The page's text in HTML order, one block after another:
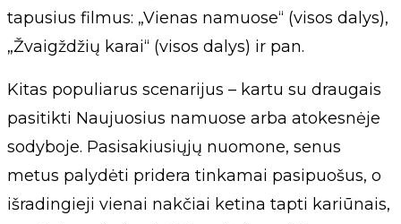
tapusius filmus: „Vienas namuose“ (visos dalys),
„Žvaigždžių karai“ (visos dalys) ir pan.
Kitas populiarus scenarijus – kartu su draugais
pasitikti Naujuosius namuose arba atokesnėje
sodyboje. Pasisakiusiųjų nuomone, senus
metus palydėti pridera tinkamai pasipuošus, o
išradingieji vienai nakčiai ketina tapti kariūnais,